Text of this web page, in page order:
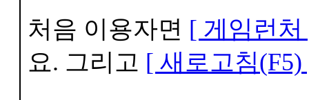
처음 이용자면 [ 게임런처
요. 그리고 [ 새로고침(F5)